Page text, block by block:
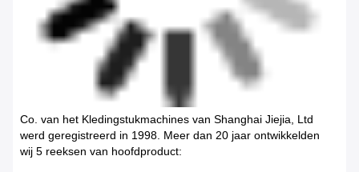
Co. van het Kledingstukmachines van Shanghai Jiejia, Ltd
werd geregistreerd in 1998. Meer dan 20 jaar ontwikkelden
wij 5 reeksen van hoofdproduct: